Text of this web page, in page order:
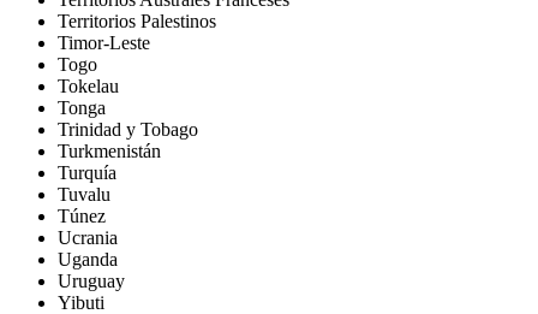
Territorios Palestinos
Timor-Leste
Togo
Tokelau
Tonga
Trinidad y Tobago
Turkmenistán
Turquía
Tuvalu
Túnez
Ucrania
Uganda
Uruguay
Yibuti